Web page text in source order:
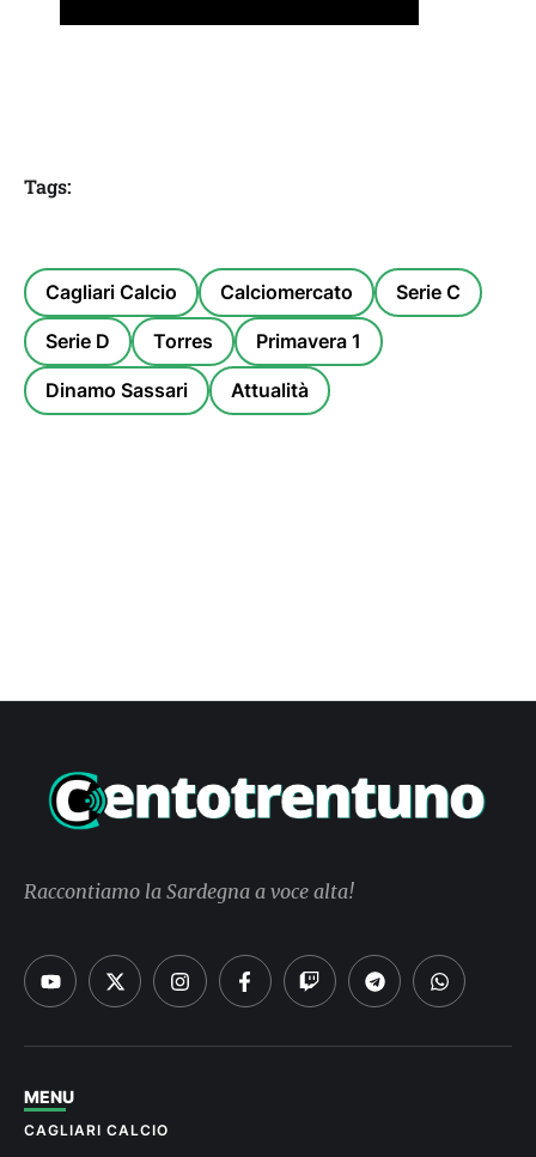
Tags:
Cagliari Calcio Calciomercato Serie C
Serie D Torres Primavera 1
Dinamo Sassari Attualità
Raccontiamo la Sardegna a voce alta!
MENU
CAGLIARI CALCIO